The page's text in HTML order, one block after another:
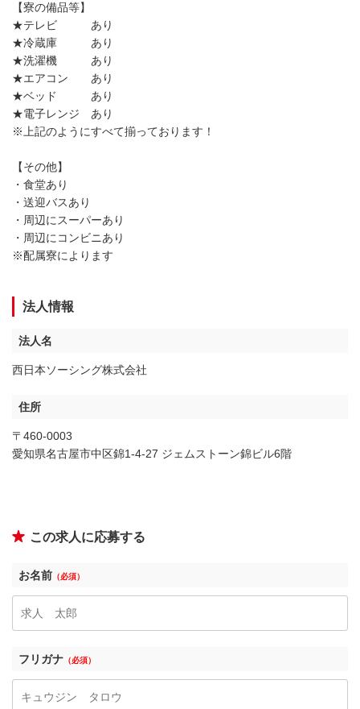
【寮の備品等】
★テレビ あり
★冷蔵庫 あり
★洗濯機 あり
★エアコン あり
★ベッド あり
★電子レンジ あり
※上記のようにすべて揃っております！
【その他】
・食堂あり
・送迎バスあり
・周辺にスーパーあり
・周辺にコンビニあり
※配属寮によります
法人情報
法人名
西日本ソーシング株式会社
住所
〒460-0003
愛知県名古屋市中区錦1-4-27 ジェムストーン錦ビル6階
この求人に応募する
お名前 （必須）
フリガナ （必須）